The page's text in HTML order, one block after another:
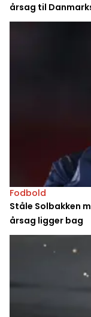
årsag til
Fodbold
Ståle Solbakken
årsag ligger bag